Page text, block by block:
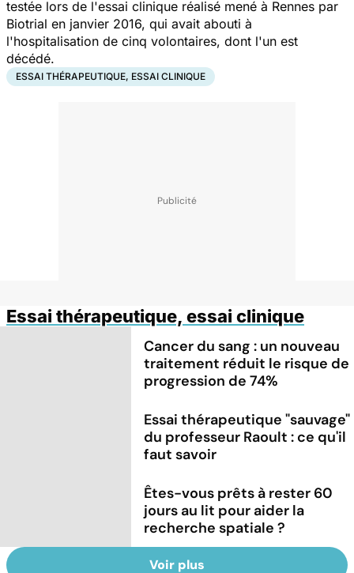
testée lors de l'essai clinique réalisé mené à Rennes par
Biotrial en janvier 2016, qui avait abouti à
l'hospitalisation de cinq volontaires, dont l'un est
décédé.
ESSAI THÉRAPEUTIQUE, ESSAI CLINIQUE
Essai thérapeutique, essai clinique
Cancer du sang : un nouveau
traitement réduit le risque de
progression de 74%
Essai thérapeutique "sauvage"
du professeur Raoult : ce qu'il
faut savoir
Êtes-vous prêts à rester 60
jours au lit pour aider la
recherche spatiale ?
Voir plus